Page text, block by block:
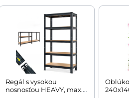
Regál s vysokou
nosnosťou HEAVY, max.